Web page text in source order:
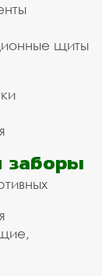
щиты
заборы